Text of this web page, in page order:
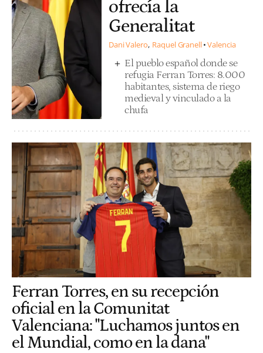
ofrecía la
Generalitat
Dani Valero Raquel Granell Valencia
El pueblo español donde se
refugia Ferran Torres: 8.000
habitantes, sistema de riego
medieval y vinculado a la
chufa
Ferran Torres, en su recepción
oficial en la Comunitat
Valenciana: "Luchamos juntos en
el Mundial, como en la dana"